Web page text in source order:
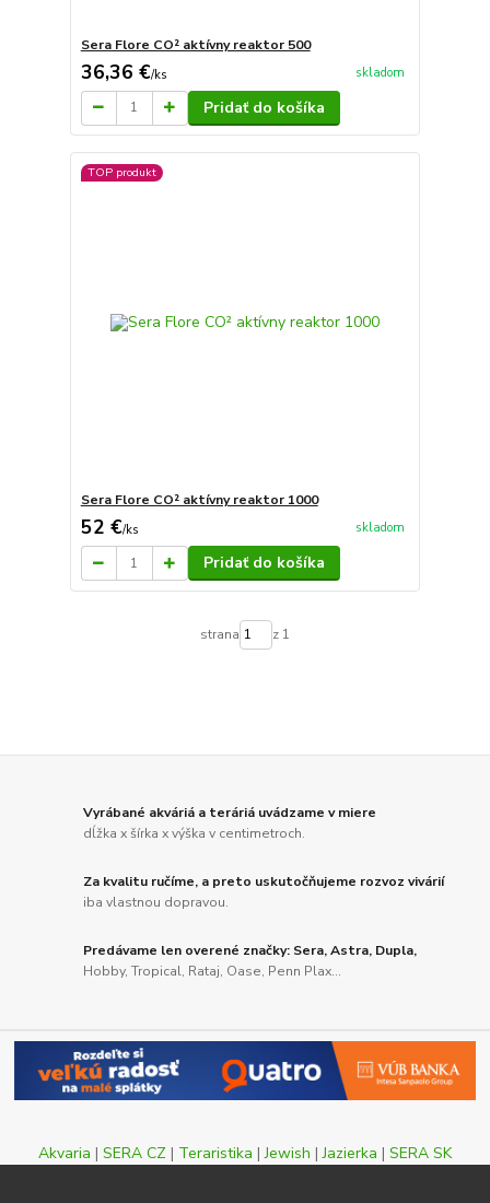
Sera Flore CO² aktívny reaktor 500
36,36 €/ks skladom
Pridať do košíka
TOP produkt
Sera Flore CO² aktívny reaktor 1000
52 €/ks skladom
Pridať do košíka
strana z 1
Vyrábané akváriá a teráriá uvádzame v miere
dĺžka x šírka x výška v centimetroch.
Za kvalitu ručíme, a preto uskutočňujeme rozvoz vivárií
iba vlastnou dopravou.
Predávame len overené značky: Sera, Astra, Dupla,
Hobby, Tropical, Rataj, Oase, Penn Plax...
Akvaria | SERA CZ | Teraristika |Jewish |Jazierka | SERA SK